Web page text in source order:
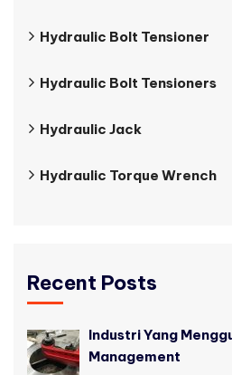
Hydraulic Bolt Tensioner
Hydraulic Bolt Tensioners
Hydraulic Jack
Hydraulic Torque Wrench
Recent Posts
Industri Yang
Management